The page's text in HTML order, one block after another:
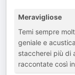
Meravigliose
Temi sempre
geniale e
staccherei più di
raccontate così